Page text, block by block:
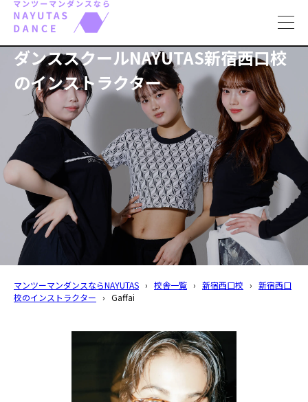
ダンススクールNAYUTAS新宿西口校
のインストラクター
マンツーマンダンスならNAYUTAS › 校舎一覧 › 新宿西口校 › 新宿西口
校のインストラクター › Gaffai